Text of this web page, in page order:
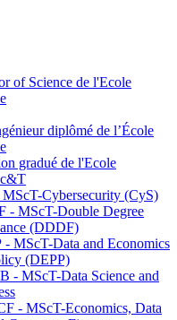
of Science de l'Ecole
diplômé de l’École
gradué de l'Ecole
Cybersecurity (CyS)
- MScT-Double Degree
(DDDF)
MScT-Data and Economics
(DEPP)
- MScT-Data Science and
- MScT-Economics, Data